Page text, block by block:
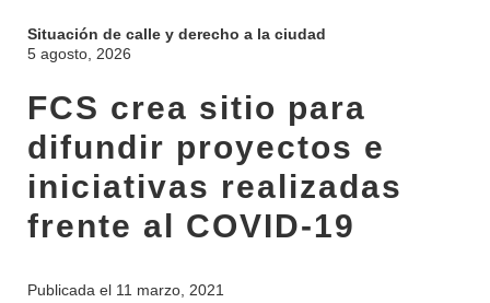
INSTITUCIONAL
EVA FCS
Situación de calle y derecho a la ciudad
5 agosto, 2026
FCS crea sitio para
difundir proyectos e
iniciativas realizadas
frente al COVID-19
Publicada el 11 marzo, 2021